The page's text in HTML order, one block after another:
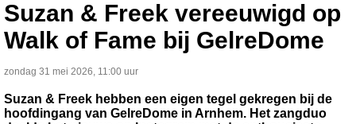
Suzan & Freek vereeuwigd op
Walk of Fame bij GelreDome
zondag 31 mei 2026, 11:00 uur
Suzan & Freek hebben een eigen tegel gekregen bij de
hoofdingang van GelreDome in Arnhem. Het zangduo